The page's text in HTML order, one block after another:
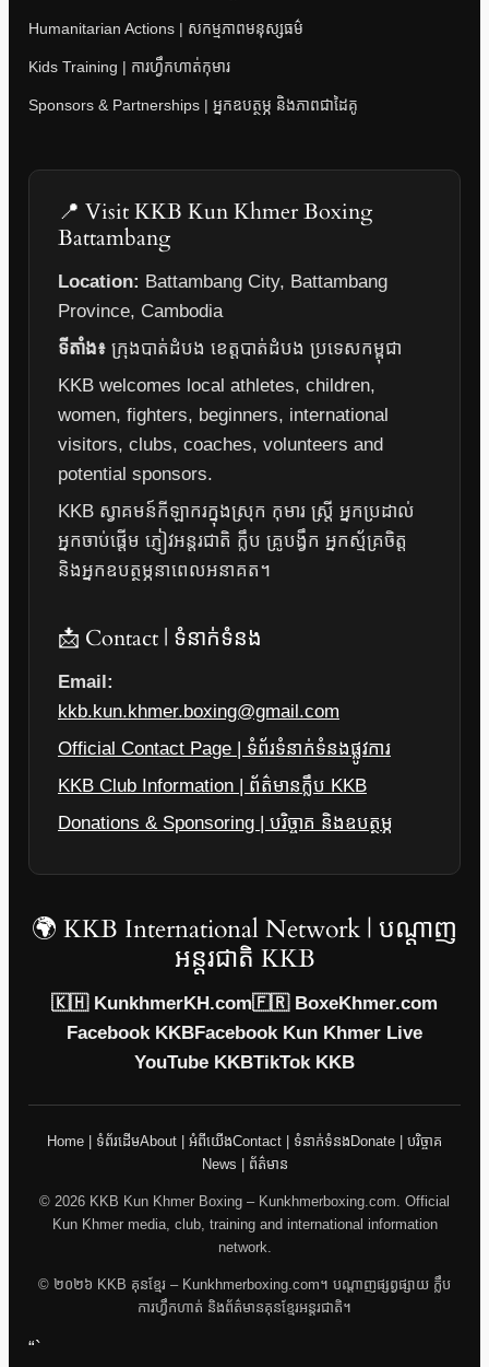
Humanitarian Actions | សកម្មភាពមនុស្សធម៌
Kids Training | ការហ្វឹកហាត់កុមារ
Sponsors & Partnerships | អ្នកឧបត្ថម្ភ និងភាពជាដៃគូ
📍 Visit KKB Kun Khmer Boxing
Battambang
Location: Battambang City, Battambang
Province, Cambodia
ទីតាំង៖ ក្រុងបាត់ដំបង ខេត្តបាត់ដំបង ប្រទេសកម្ពុជា
KKB welcomes local athletes, children,
women, fighters, beginners, international
visitors, clubs, coaches, volunteers and
potential sponsors.
KKB ស្វាគមន៍កីឡាករក្នុងស្រុក កុមារ ស្ត្រី អ្នកប្រដាល់
អ្នកចាប់ផ្តើម ភ្ញៀវអន្តរជាតិ ក្លឹប គ្រូបង្វឹក អ្នកស្ម័គ្រចិត្ត
និងអ្នកឧបត្ថម្ភនាពេលអនាគត។
📩 Contact | ទំនាក់ទំនង
Email:
kkb.kun.khmer.boxing@gmail.com
Official Contact Page | ទំព័រទំនាក់ទំនងផ្លូវការ
KKB Club Information | ព័ត៌មានក្លឹប KKB
Donations & Sponsoring | បរិច្ចាគ និងឧបត្ថម្ភ
🌍 KKB International Network | បណ្តាញ
អន្តរជាតិ KKB
🇰🇭 KunkhmerKH.com🇫🇷 BoxeKhmer.com
Facebook KKBFacebook Kun Khmer Live
YouTube KKBTikTok KKB
Home | ទំព័រដើមAbout | អំពីយើងContact | ទំនាក់ទំនងDonate | បរិច្ចាគ
News | ព័ត៌មាន
© 2026 KKB Kun Khmer Boxing – Kunkhmerboxing.com. Official
Kun Khmer media, club, training and international information
network.
© ២០២៦ KKB គុនខ្មែរ – Kunkhmerboxing.com។ បណ្តាញផ្សព្វផ្សាយ ក្លឹប
ការហ្វឹកហាត់ និងព័ត៌មានគុនខ្មែរអន្តរជាតិ។
“`